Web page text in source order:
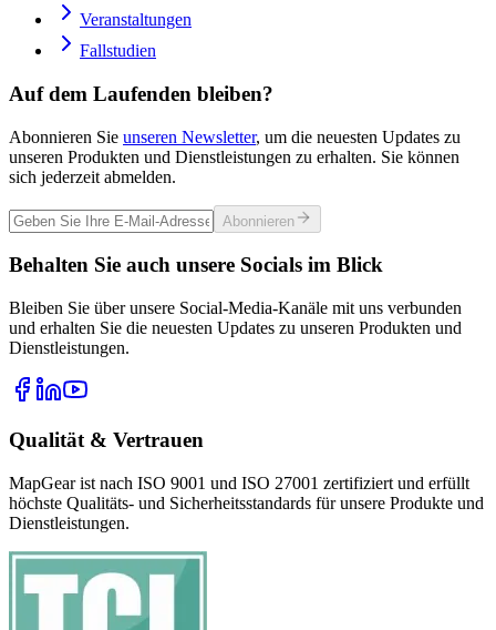
Veranstaltungen
Fallstudien
Auf dem Laufenden bleiben?
Abonnieren Sie unseren Newsletter, um die neuesten Updates zu
unseren Produkten und Dienstleistungen zu erhalten. Sie können
sich jederzeit abmelden.
Abonnieren
Behalten Sie auch unsere Socials im Blick
Bleiben Sie über unsere Social-Media-Kanäle mit uns verbunden
und erhalten Sie die neuesten Updates zu unseren Produkten und
Dienstleistungen.
Qualität & Vertrauen
MapGear ist nach ISO 9001 und ISO 27001 zertifiziert und erfüllt
höchste Qualitäts- und Sicherheitsstandards für unsere Produkte und
Dienstleistungen.